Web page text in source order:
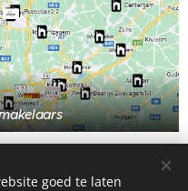
goed te laten